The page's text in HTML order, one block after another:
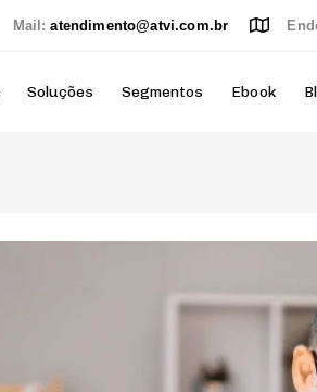
Mail:atendimento@atvi.com.br
Soluções Segmentos Ebook